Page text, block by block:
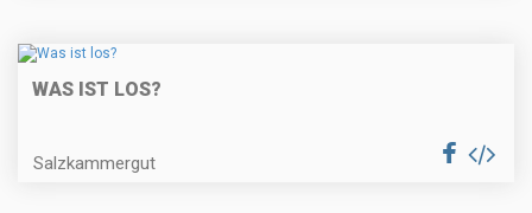
WAS IST LOS?
Salzkammergut